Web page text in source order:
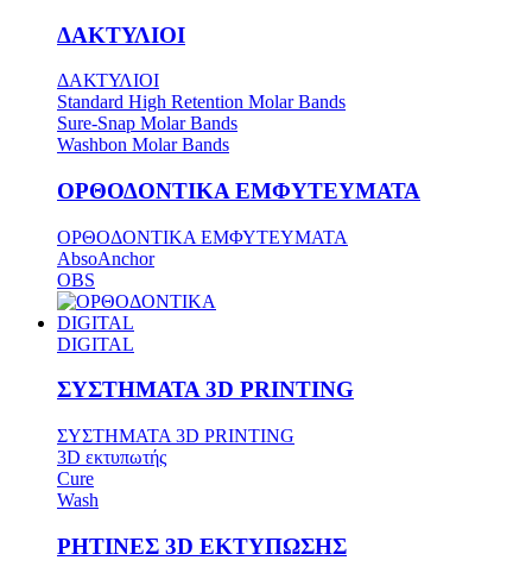
ΔΑΚΤΥΛΙΟΙ
ΔΑΚΤΥΛΙΟΙ
Standard High Retention Molar Bands
Sure-Snap Molar Bands
Washbon Molar Bands
ΟΡΘΟΔΟΝΤΙΚΑ ΕΜΦΥΤΕΥΜΑΤΑ
ΟΡΘΟΔΟΝΤΙΚΑ ΕΜΦΥΤΕΥΜΑΤΑ
AbsoAnchor
OBS
DIGITAL
DIGITAL
ΣΥΣΤΗΜΑΤΑ 3D PRINTING
ΣΥΣΤΗΜΑΤΑ 3D PRINTING
3D εκτυπωτής
Cure
Wash
ΡΗΤΙΝΕΣ 3D ΕΚΤΥΠΩΣΗΣ